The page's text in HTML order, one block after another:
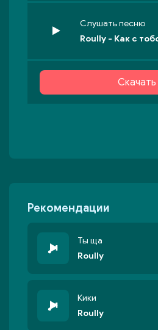
Слушать песню
Roully - Как с
Скачать
Рекомендации
Ты ща
Roully
Кики
Roully